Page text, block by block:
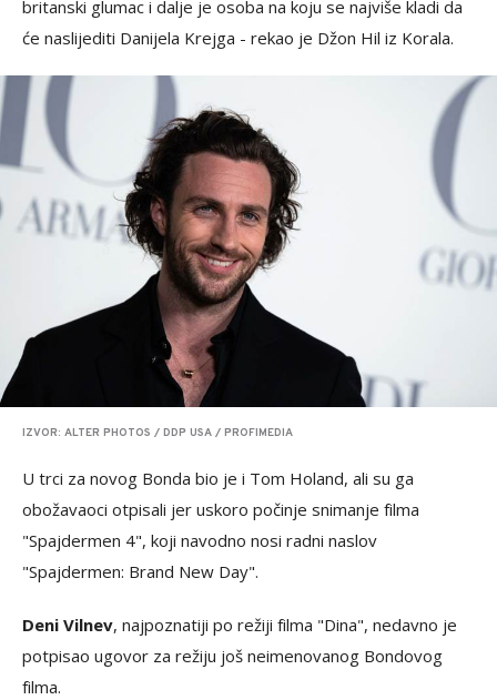
britanski glumac i dalje je osoba na koju se najviše kladi da
će naslijediti Danijela Krejga - rekao je Džon Hil iz Korala.
IZVOR: ALTER PHOTOS / DDP USA / PROFIMEDIA
U trci za novog Bonda bio je i Tom Holand, ali su ga
obožavaoci otpisali jer uskoro počinje snimanje filma
"Spajdermen 4", koji navodno nosi radni naslov
"Spajdermen: Brand New Day".
Deni Vilnev, najpoznatiji po režiji filma "Dina", nedavno je
potpisao ugovor za režiju još neimenovanog Bondovog
filma.